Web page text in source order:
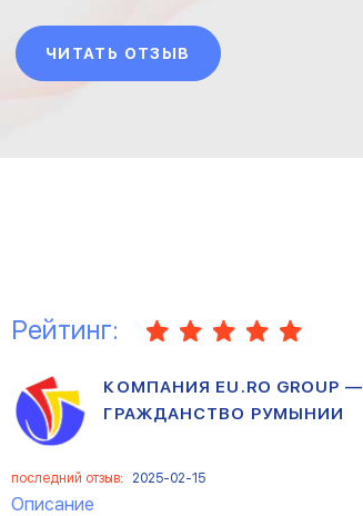
пребывал в стагнации,
однако совместными
усилиями удалось
ЧИТАТЬ ОТЗЫВ
Рейтинг:
КОМПАНИЯ EU.RO GROUP —
ГРАЖДАНСТВО РУМЫНИИ
последний отзыв: 2025-02-15
Описание